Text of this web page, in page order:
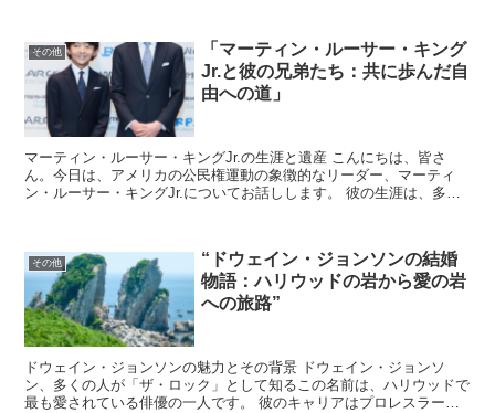
その他
「マーティン・ルーサー・キング
Jr.と彼の兄弟たち：共に歩んだ自
由への道」
マーティン・ルーサー・キングJr.の生涯と遺産 こんにちは、皆さ
ん。今日は、アメリカの公民権運動の象徴的なリーダー、マーティ
ン・ルーサー・キングJr.についてお話しします。 彼の生涯は、多く
その他
“ドウェイン・ジョンソンの結婚
物語：ハリウッドの岩から愛の岩
への旅路”
ドウェイン・ジョンソンの魅力とその背景 ドウェイン・ジョンソ
ン、多くの人が「ザ・ロック」として知るこの名前は、ハリウッドで
最も愛されている俳優の一人です。 彼のキャリアはプロレスラーと